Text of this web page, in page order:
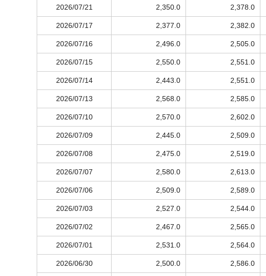
2026/07/21 2,350.0 2,378.0
2026/07/17 2,377.0 2,382.0
2026/07/16 2,496.0 2,505.0
2026/07/15 2,550.0 2,551.0
2026/07/14 2,443.0 2,551.0
2026/07/13 2,568.0 2,585.0
2026/07/10 2,570.0 2,602.0
2026/07/09 2,445.0 2,509.0
2026/07/08 2,475.0 2,519.0
2026/07/07 2,580.0 2,613.0
2026/07/06 2,509.0 2,589.0
2026/07/03 2,527.0 2,544.0
2026/07/02 2,467.0 2,565.0
2026/07/01 2,531.0 2,564.0
2026/06/30 2,500.0 2,586.0